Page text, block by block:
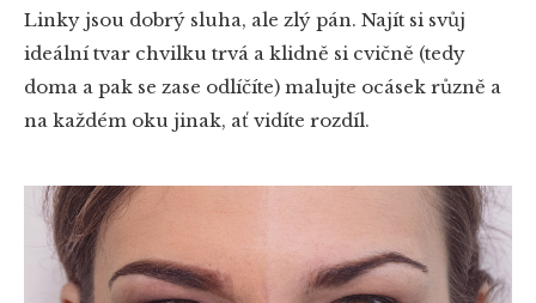
Linky jsou dobrý sluha, ale zlý pán. Najít si svůj
ideální tvar chvilku trvá a klidně si cvičně (tedy
doma a pak se zase odlíčíte) malujte ocásek různě a
na každém oku jinak, ať vidíte rozdíl.